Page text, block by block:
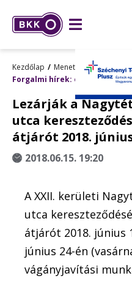
Kezdőlap
Menetrend,
Forgalmi hírek: előre
Lezárják a
utca
átjárót 2018.
2018.06.15. 19:20
A XXII. kerületi
utca
átjárót 2018. június
június 24-én
vágányjavítási